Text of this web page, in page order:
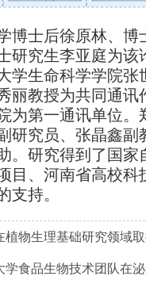
博士后徐原林、博
研究生李亚庭为该
学生命科学学院张
丽教授为共同通讯
为第一通讯单位。
研究员、张晶鑫副
。研究得到了国家
目、河南省高校科
支持。
植物生理基础研究领域
生物技术团队在泌阳花菇源外泌体样纳米囊泡